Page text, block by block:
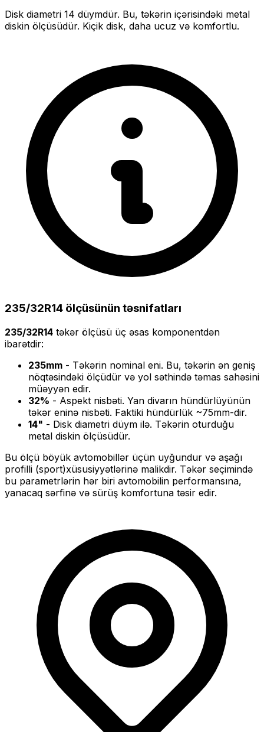
Disk diametri 14 düymdür. Bu, təkərin içərisindəki metal
diskin ölçüsüdür. Kiçik disk, daha ucuz və komfortlu.
235/32R14 ölçüsünün təsnifatları
235/32R14 təkər ölçüsü üç əsas komponentdən
ibarətdir:
235mm - Təkərin nominal eni. Bu, təkərin ən geniş
nöqtəsindəki ölçüdür və yol səthində təmas sahəsini
müəyyən edir.
32% - Aspekt nisbəti. Yan divarın hündürlüyünün
təkər eninə nisbəti. Faktiki hündürlük ~75mm-dir.
14" - Disk diametri düym ilə. Təkərin oturduğu
metal diskin ölçüsüdür.
Bu ölçü böyük avtomobillər üçün uyğundur və aşağı
profilli (sport)xüsusiyyətlərinə malikdir. Təkər seçimində
bu parametrlərin hər biri avtomobilin performansına,
yanacaq sərfinə və sürüş komfortuna təsir edir.